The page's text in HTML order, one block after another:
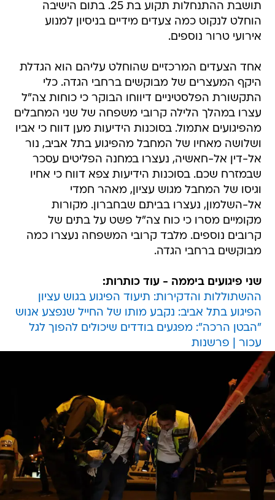
תושבת ההתנחלות תקוע בת 25. בתום הישיבה
הוחלט לנקוט כמה צעדים מידיים בניסיון למנוע
אירועי טרור נוספים.
אחד הצעדים המרכזיים שהוחלט עליהם הוא הגדלת
היקף המעצרים של מבוקשים ברחבי הגדה. כלי
התקשורת הפלסטיניים דיווחו הבוקר כי כוחות צה"ל
עצרו במהלך הלילה קרובי משפחה של שני המחבלים
מהפיגועים אתמול. בסוכנות הידיעות מען דווח כי אביו
ושלושה מאחיו של המחבל מהפיגוע בתל אביב, נור
אל-דין אל-חאשיה, נעצרו במחנה הפליטים עסכר
שבמזרח שכם. בסוכנות הידיעות צפא דווח כי אחיו
וגיסו של המחבל מגוש עציון, מאהר חמדי
אל-השלמון, נעצרו בביתם שבחברון. מקורות
מקומיים מסרו כי כוח צה"ל פשט על בתים של
קרובים נוספים. מלבד קרובי המשפחה נעצרו כמה
מבוקשים ברחבי הגדה.
שני פיגועים ביממה - עוד כותרות:
ההשתוללות והדקירות: תיעוד הפיגוע בגוש עציון
הפיגוע בתל אביב: נקבע מותו של החייל שנפצע אנוש
"הבטן הרכה": מפגעים בודדים שיכולים להפוך לגל
עכור | פרשנות